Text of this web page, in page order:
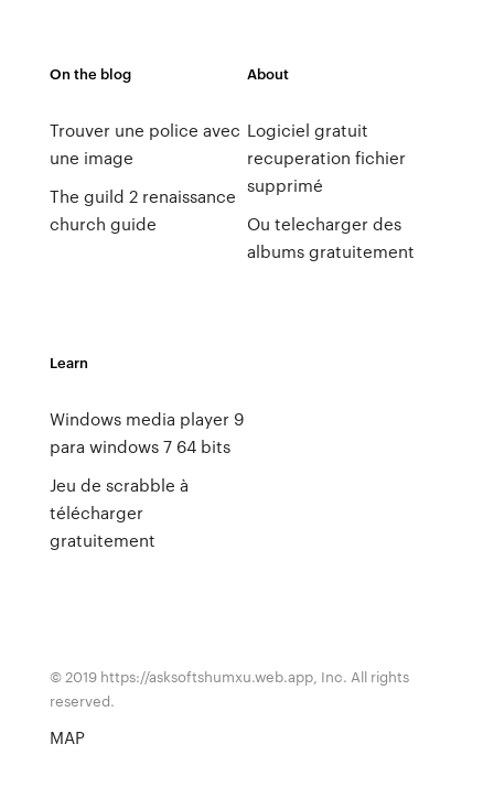
On the blog
Trouver une police avec
une image
The guild 2 renaissance
church guide
About
Logiciel gratuit
recuperation fichier
supprimé
Ou telecharger des
albums gratuitement
Learn
Windows media player 9
para windows 7 64 bits
Jeu de scrabble à
télécharger
gratuitement
© 2019 https://asksoftshumxu.web.app, Inc. All rights
reserved.
MAP